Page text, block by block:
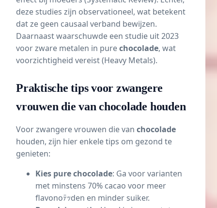
deze studies zijn observationeel, wat betekent
dat ze geen causaal verband bewijzen.
Daarnaast waarschuwde een studie uit 2023
voor zware metalen in purechocolade, wat
voorzichtigheid vereist (Heavy Metals).
Praktische tips voor zwangere
vrouwen die van chocolade houden
Voor zwangere vrouwen die van chocolade
houden, zijn hier enkele tips om gezond te
genieten:
Kies pure chocolade: Ga voor varianten
met minstens 70% cacao voor meer
flavonoﾃｯden en minder suiker.